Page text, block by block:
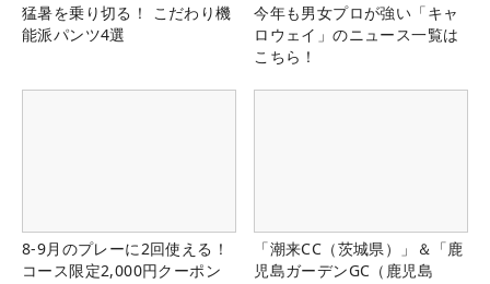
猛暑を乗り切る！ こだわり機
能派パンツ4選
今年も男女プロが強い「キャ
ロウェイ」のニュース一覧は
こちら！
8-9月のプレーに2回使える！
コース限定2,000円クーポン
「潮来CC（茨城県）」＆「鹿
児島ガーデンGC（鹿児島